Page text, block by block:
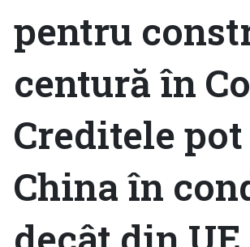
pentru
centură în
Creditele
China în